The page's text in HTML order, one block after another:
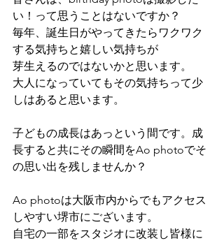
い！って思うことはないですか？
毎年、誕生日がやってきたらワクワク
する気持ちと嬉しい気持ちが
芽生えるのではないかと思います。
大人になっていてもその気持ちって少
しはあると思います。
子どもの成長はあっという間です。成
長すると共にその瞬間をAo photoでそ
の思い出を残しませんか？
Ao photoは大阪市内からでもアクセス
しやすい堺市にございます。
自宅の一部をスタジオに改装し皆様に